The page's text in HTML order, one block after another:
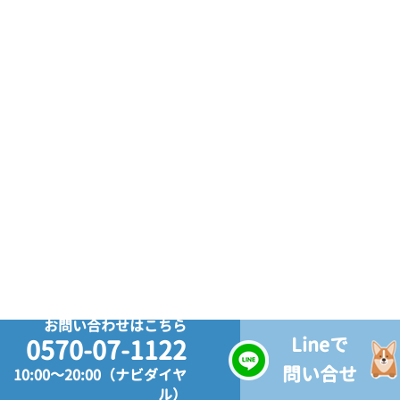
お問い合わせはこちら
0570-07-1122
10:00～20:00（ナビダイヤ
ル）
Lineで
問い合せ